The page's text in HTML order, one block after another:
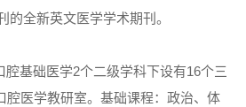
的全新英文医学学术期刊。
腔基础医学2个二级学科下设有16个三
腔医学教研室。基础课程：政治、体